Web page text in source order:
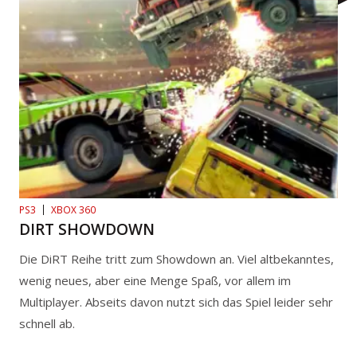
PS3 XBOX 360
DIRT SHOWDOWN
Die DiRT Reihe tritt zum Showdown an. Viel altbekanntes,
wenig neues, aber eine Menge Spaß, vor allem im
Multiplayer. Abseits davon nutzt sich das Spiel leider sehr
schnell ab.